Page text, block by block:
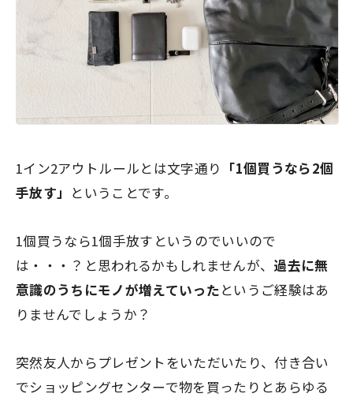
1イン2アウトルールとは文字通り 「1個買うなら2個
手放す」 ということです。
1個買うなら1個手放すというのでいいので
は・・・？ と思われるかもしれませんが、 過去に無
意識のうち にモノが増えていったというご経験はあ
りませんでしょうか？
突然友人からプレゼントをいただいたり、付き合い
でショッピングセンターで物を買ったりとあらゆる